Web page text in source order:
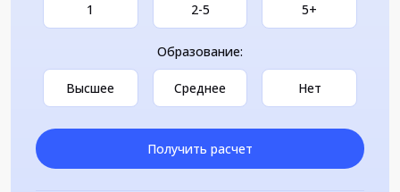
1 2-5 5+
Образование:
Высшее Среднее Нет
Получить расчет